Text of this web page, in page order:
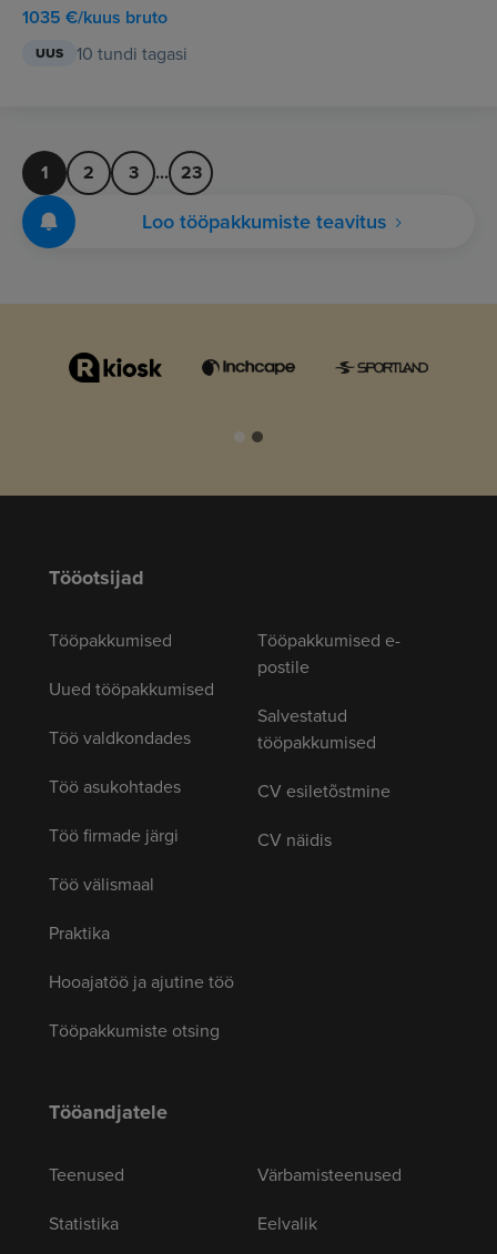
1035 €/kuus bruto
UUS 10 tundi tagasi
1 2 3 ... 23
Loo tööpakkumiste teavitus
Tööotsijad
Tööpakkumised
Uued tööpakkumised
Töö valdkondades
Töö asukohtades
Töö firmade järgi
Töö välismaal
Praktika
Hooajatöö ja ajutine töö
Tööpakkumiste otsing
Tööpakkumised e-
postile
Salvestatud
tööpakkumised
CV esiletõstmine
CV näidis
Tööandjatele
Teenused
Statistika
Värbamisteenused
Eelvalik